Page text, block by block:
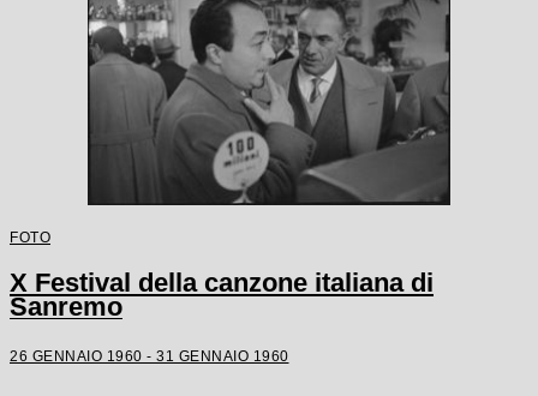
FOTO
X Festival della canzone italiana di
Sanremo
26 GENNAIO 1960 - 31 GENNAIO 1960